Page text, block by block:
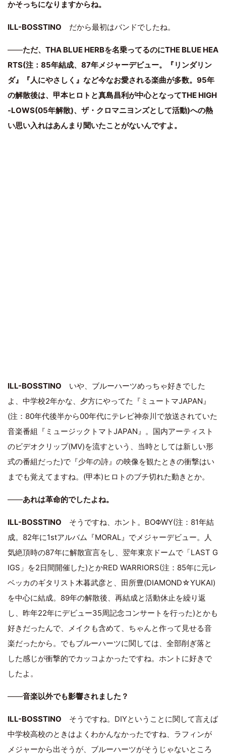
かそっちになりますからね。
ILL-BOSSTINO だから最初はバンドでしたね。
――ただ、THA BLUE HERBを名乗ってるのにTHE BLUE HEA
RTS(注：85年結成、87年メジャーデビュー。『リンダリン
ダ』『人にやさしく』など今なお愛される楽曲が多数。95年
の解散後は、甲本ヒロトと真島昌利が中心となってTHE HIGH
-LOWS(05年解散)、ザ・クロマニヨンズとして活動)への熱
い思い入れはあんまり聞いたことがないんですよ。
ILL-BOSSTINO いや、ブルーハーツめっちゃ好きでした
よ、中学校2年かな、夕方にやってた『ミュートマJAPAN』
(注：80年代後半から00年代にテレビ神奈川で放送されていた
音楽番組『ミュージックトマトJAPAN』。国内アーティスト
のビデオクリップ(MV)を流すという、当時としては新しい形
式の番組だった)で『少年の詩』の映像を観たときの衝撃はい
までも覚えてますね。(甲本)ヒロトのブチ切れた動きとか。
――あれは革命的でしたよね。
ILL-BOSSTINO そうですね、ホント。BOΦWY(注：81年結
成。82年に1stアルバム『MORAL』でメジャーデビュー。人
気絶頂時の87年に解散宣言をし、翌年東京ドームで「LAST G
IGS」を2日間開催した)とかRED WARRIORS(注：85年に元レ
ベッカのギタリスト木暮武彦と、田所豊(DIAMOND☆YUKAI)
を中心に結成。89年の解散後、再結成と活動休止を繰り返
し、昨年22年にデビュー35周記念コンサートを行った)とかも
好きだったんで、メイクも含めて、ちゃんと作って見せる音
楽だったから。でもブルーハーツに関しては、全部削ぎ落と
した感じが衝撃的でカッコよかったですね。ホントに好きで
したよ。
――音楽以外でも影響されました？
ILL-BOSSTINO そうですね。DIYということに関して言えば
中学校高校のときはよくわかんなかったですね、ラフィンが
メジャーから出そうが、ブルーハーツがそうじゃないところ